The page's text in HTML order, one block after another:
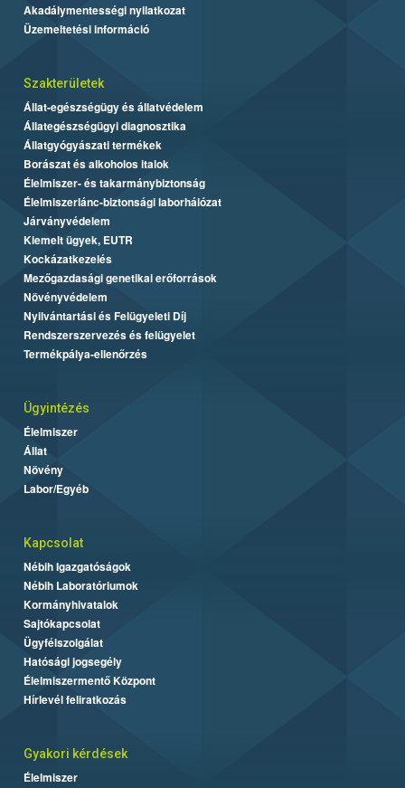
Akadálymentességi nyilatkozat
Üzemeltetési információ
Szakterületek
Állat-egészségügy és állatvédelem
Állategészségügyi diagnosztika
Állatgyógyászati termékek
Borászat és alkoholos italok
Élelmiszer- és takarmánybiztonság
Élelmiszerlánc-biztonsági laborhálózat
Járványvédelem
Kiemelt ügyek, EUTR
Kockázatkezelés
Mezőgazdasági genetikai erőforrások
Növényvédelem
Nyilvántartási és Felügyeleti Díj
Rendszerszervezés és felügyelet
Termékpálya-ellenőrzés
Ügyintézés
Élelmiszer
Állat
Növény
Labor/Egyéb
Kapcsolat
Nébih Igazgatóságok
Nébih Laboratóriumok
Kormányhivatalok
Sajtókapcsolat
Ügyfélszolgálat
Hatósági jogsegély
Élelmiszermentő Központ
Hírlevél feliratkozás
Gyakori kérdések
Élelmiszer